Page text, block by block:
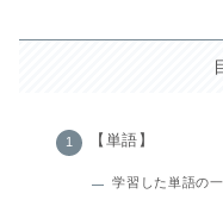
【単語】
学習した単語の